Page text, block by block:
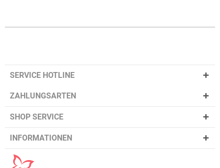
SERVICE HOTLINE
ZAHLUNGSARTEN
SHOP SERVICE
INFORMATIONEN